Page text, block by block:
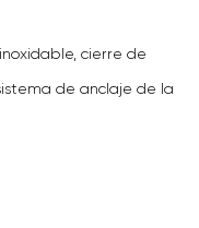
cierre de
de anclaje de la